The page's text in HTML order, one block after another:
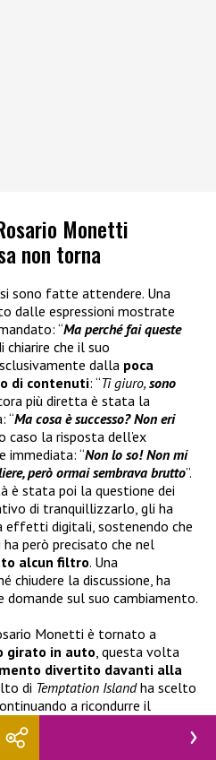
Monetti
non torna
sono fatte attendere. Una
dalle espressioni mostrate
“Ma perché fai queste
chiarire che il suo
dalla poca
di contenuti: “Ti giuro, sono
più diretta è stata la
“Ma cosa è successo? Non eri
caso la risposta dell’ex
immediata: “Non lo so! Non mi
però ormai sembrava brutto”.
è stata poi la questione dei
di tranquillizzarlo, gli ha
effetti digitali, sostenendo che
ha però precisato che nel
alcun filtro. Una
chiudere la discussione, ha
sul suo cambiamento.
Monetti è tornato a
girato in auto , questa volta
divertito davanti alla
di Temptation Islandha scelto
a ricondurre il
poca dimestichezza con la